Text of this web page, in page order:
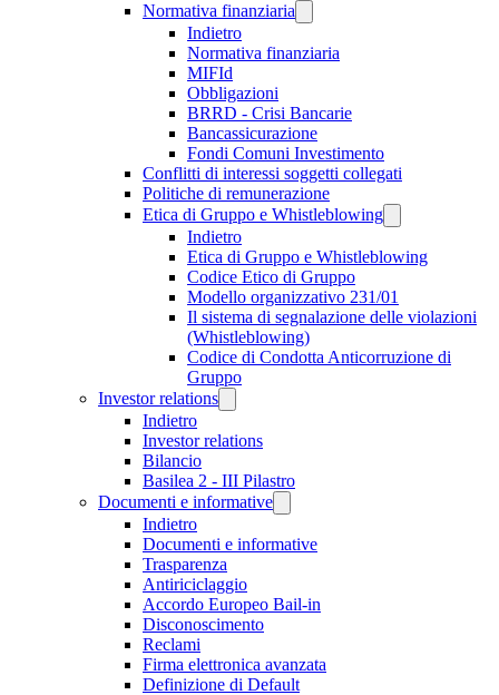
Normativa finanziaria
Indietro
Normativa finanziaria
MIFId
Obbligazioni
BRRD - Crisi Bancarie
Bancassicurazione
Fondi Comuni Investimento
Conflitti di interessi soggetti collegati
Politiche di remunerazione
Etica di Gruppo e Whistleblowing
Indietro
Etica di Gruppo e Whistleblowing
Codice Etico di Gruppo
Modello organizzativo 231/01
Il sistema di segnalazione delle violazioni
(Whistleblowing)
Codice di Condotta Anticorruzione di
Gruppo
Investor relations
Indietro
Investor relations
Bilancio
Basilea 2 - III Pilastro
Documenti e informative
Indietro
Documenti e informative
Trasparenza
Antiriciclaggio
Accordo Europeo Bail-in
Disconoscimento
Reclami
Firma elettronica avanzata
Definizione di Default